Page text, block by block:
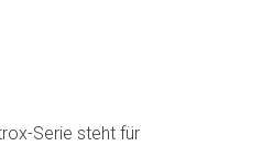
Serie steht für